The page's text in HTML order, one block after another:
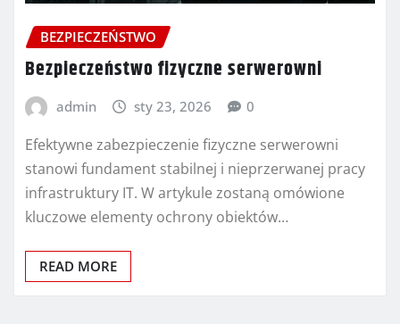
BEZPIECZEŃSTWO
Bezpieczeństwo fizyczne serwerowni
admin sty 23, 2026 0
Efektywne zabezpieczenie fizyczne serwerowni
stanowi fundament stabilnej i nieprzerwanej pracy
infrastruktury IT. W artykule zostaną omówione
kluczowe elementy ochrony obiektów…
READ MORE